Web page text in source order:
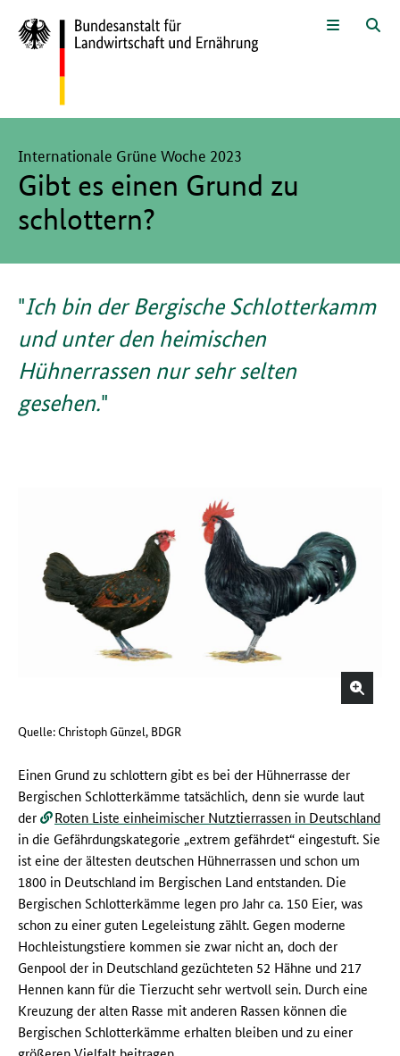
Menü
Gibt es einen Grund zu
schlottern?
Internationale Grüne Woche 2023
Ich bin der Bergische Schlotterkamm
und unter den heimischen
Hühnerrassen nur sehr selten
gesehen.
Quelle: Christoph Günzel, BDGR
Einen Grund zu schlottern gibt es bei der Hühnerrasse der
Bergischen Schlotterkämme tatsächlich, denn sie wurde laut
der
Roten Liste einheimischer Nutztierrassen in Deutschland
in die Gefährdungskategorie „extrem gefährdet“ eingestuft. Sie
ist eine der ältesten deutschen Hühnerrassen und schon um
1800 in Deutschland im Bergischen Land entstanden. Die
Bergischen Schlotterkämme legen pro Jahr ca. 150 Eier, was
schon zu einer guten Legeleistung zählt. Gegen moderne
Hochleistungstiere kommen sie zwar nicht an, doch der
Genpool der in Deutschland gezüchteten 52 Hähne und 217
Hennen kann für die Tierzucht sehr wertvoll sein. Durch eine
Kreuzung der alten Rasse mit anderen Rassen können die
Bergischen Schlotterkämme erhalten bleiben und zu einer